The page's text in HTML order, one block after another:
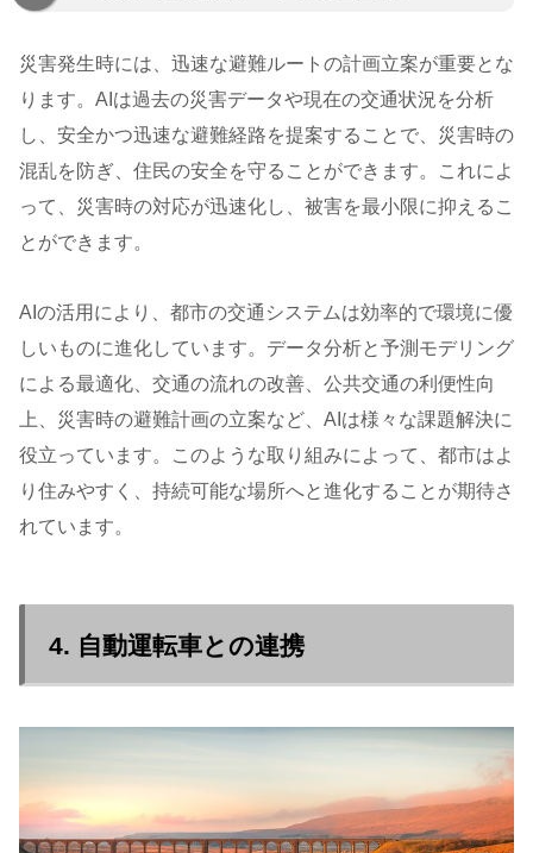
災害発生時には、迅速な避難ルートの計画立案が重要とな
ります。AIは過去の災害データや現在の交通状況を分析
し、安全かつ迅速な避難経路を提案することで、災害時の
混乱を防ぎ、住民の安全を守ることができます。これによ
って、災害時の対応が迅速化し、被害を最小限に抑えるこ
とができます。
AIの活用により、都市の交通システムは効率的で環境に優
しいものに進化しています。データ分析と予測モデリング
による最適化、交通の流れの改善、公共交通の利便性向
上、災害時の避難計画の立案など、AIは様々な課題解決に
役立っています。このような取り組みによって、都市はよ
り住みやすく、持続可能な場所へと進化することが期待さ
れています。
4. 自動運転車との連携